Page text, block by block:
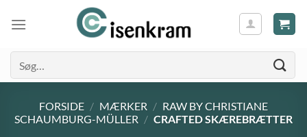
efter:
FORSIDE / MÆRKER / RAW BY CHRISTIANE
SCHAUMBURG-MÜLLER / CRAFTED SKÆREBRÆTTER